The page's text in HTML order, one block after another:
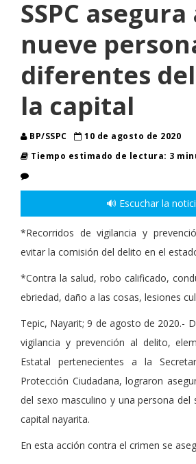
SSPC asegura
nueve
diferentes
la capital
BP/SSPC
10 de agosto de 2020
Tiempo estimado de lectura: 3
🔊 Escuchar la
*Recorridos de vigilancia y
evitar la comisión del delito en el
*Contra la salud, robo calificado,
ebriedad, daño a las cosas, lesiones
Tepic, Nayarit; 9 de agosto de 2020.-
vigilancia y prevención al delito,
Estatal pertenecientes a la
Protección Ciudadana, lograron
del sexo masculino y una persona del
capital nayarita.
En esta acción contra el crimen se